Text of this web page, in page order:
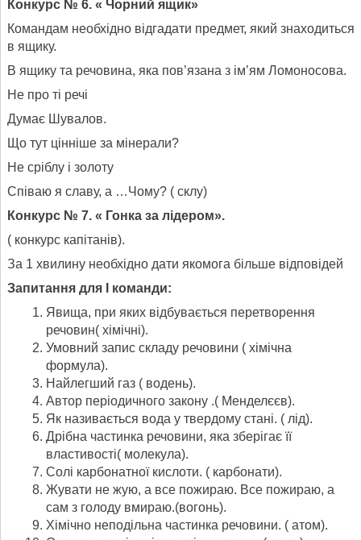
Конкурс № 6. « Чорний ящик»
Командам необхідно відгадати предмет, який знаходиться
в ящику.
В ящику та речовина, яка пов’язана з ім’ям Ломоносова.
Не про ті речі
Думає Шувалов.
Що тут цінніше за мінерали?
Не сріблу і золоту
Співаю я славу, а …Чому? ( склу)
Конкурс № 7. « Гонка за лідером».
( конкурс капітанів).
За 1 хвилину необхідно дати якомога більше відповідей
Запитання для І команди:
Явища, при яких відбувається перетворення
речовин( хімічні).
Умовний запис складу речовини ( хімічна
формула).
Найлегший газ ( водень).
Автор періодичного закону .( Менделєєв).
Як називається вода у твердому стані. ( лід).
Дрібна частинка речовини, яка зберігає її
властивості( молекула).
Солі карбонатної кислоти. ( карбонати).
Жувати не жую, а все пожираю. Все пожираю, а
сам з голоду вмираю.(вогонь).
Хімічно неподільна частинка речовини. ( атом).